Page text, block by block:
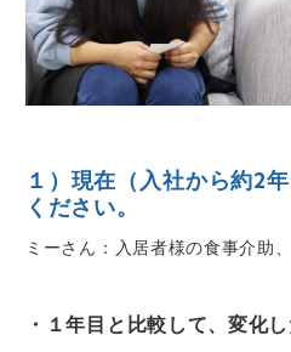
１）現在（入社から約2
ください。
ミーさん：入居者様の食事介助
・１年目と比較して、変化